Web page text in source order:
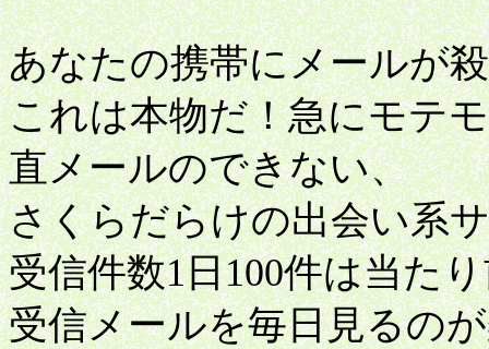
あなたの携帯にメールが
これは本物だ！急にモテ
直メールのできない、
さくらだらけの出会い系
受信件数1日100件は当た
受信メールを毎日見るの